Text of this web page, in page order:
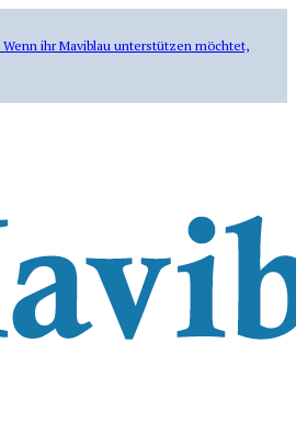
ihr Maviblau unterstützen möchtet,